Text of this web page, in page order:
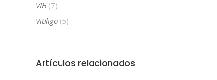
VIH (7)
Vitíligo (5)
Artículos relacionados